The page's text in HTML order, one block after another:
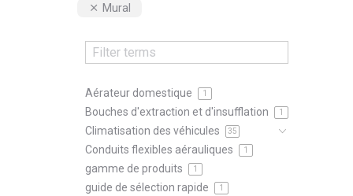
Mural
Aérateur domestique 1
Bouches d'extraction et d'insufflation 1
Climatisation des véhicules 35
Conduits flexibles aérauliques 1
gamme de produits 1
guide de sélection rapide 1